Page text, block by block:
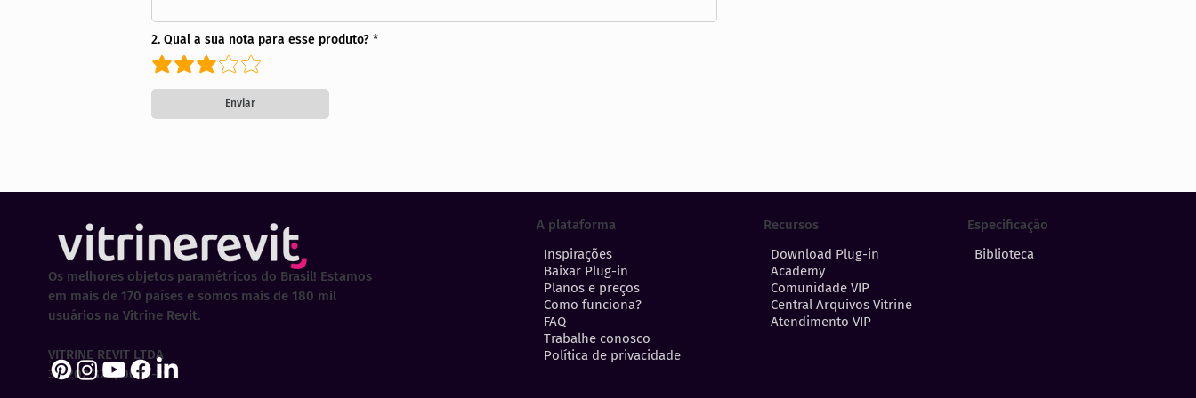
2. Qual a sua nota para esse produto?
Enviar
A plataforma
Inspirações
Baixar Plug-in
Planos e preços
Como funciona?
FAQ
Trabalhe conosco
Política de privacidade
Recursos
Download Plug-in
Academy
Comunidade VIP
Central Arquivos Vitrine
Atendimento VIP
Especificação
Biblioteca
Os melhores objetos paramétricos do Brasil! Estamos
em mais de 170 países e somos mais de 180 mil
usuários na Vitrine Revit.
VITRINE REVIT LTDA
30.202.323/0001-29